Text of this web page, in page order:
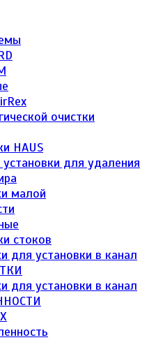
очистки
HAUS
для удаления
малой
стоков
для установки в канал
для установки в канал